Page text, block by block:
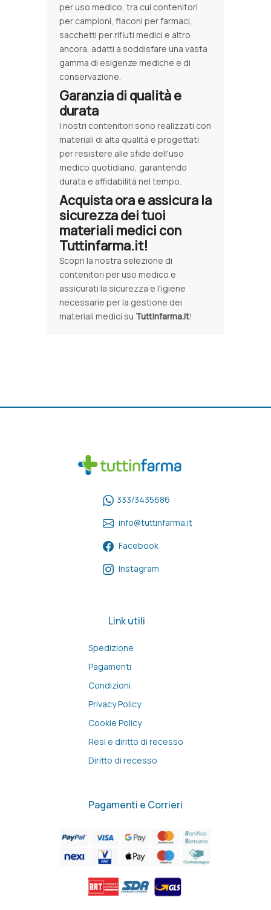
per uso medico, tra cui contenitori
per campioni, flaconi per farmaci,
sacchetti per rifiuti medici e altro
ancora, adatti a soddisfare una vasta
gamma di esigenze mediche e di
conservazione.
Garanzia di qualità e
durata
I nostri contenitori sono realizzati con
materiali di alta qualità e progettati
per resistere alle sfide dell'uso
medico quotidiano, garantendo
durata e affidabilità nel tempo.
Acquista ora e assicura la
sicurezza dei tuoi
materiali medici con
Tuttinfarma.it!
Scopri la nostra selezione di
contenitori per uso medico e
assicurati la sicurezza e l'igiene
necessarie per la gestione dei
materiali medici su Tuttinfarma.it!
333/3435686
info@tuttinfarma.it
Facebook
Instagram
Link utili
Spedizione
Pagamenti
Condizioni
Privacy Policy
Cookie Policy
Resi e diritto di recesso
Diritto di recesso
Pagamenti e Corrieri